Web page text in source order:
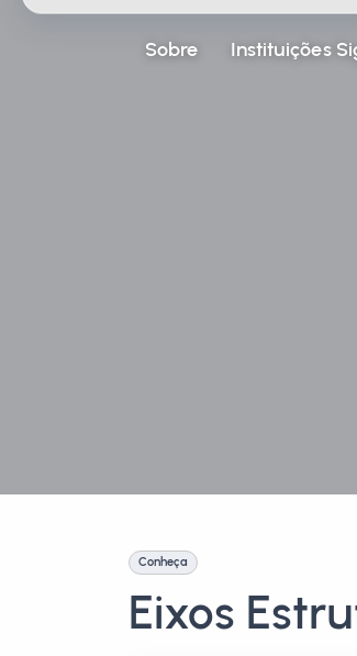
Sobre Instituições
Conheça
Eixos